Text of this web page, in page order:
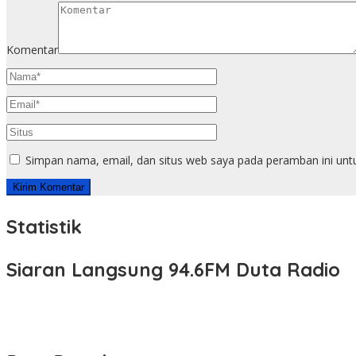
Komentar
Simpan nama, email, dan situs web saya pada peramban ini
Statistik
Siaran Langsung 94.6FM Duta Radio